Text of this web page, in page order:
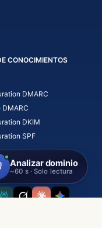
CONOCIMIENTOS
DMARC
DMARC
DKIM
SPF
A LA IA SOBRE